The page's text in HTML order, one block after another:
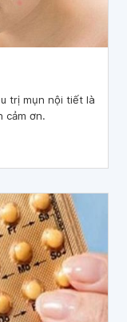
trị mụn nội tiết là
cảm ơn.